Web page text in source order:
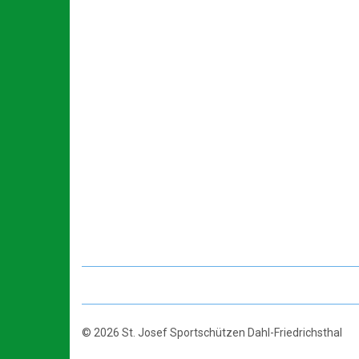
© 2026 St. Josef Sportschützen Dahl-Friedrichsthal